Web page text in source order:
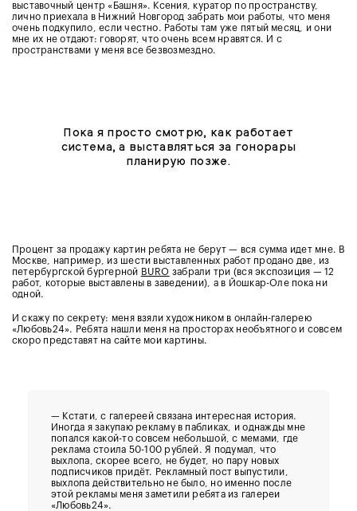
выставочный центр «Башня». Ксения, куратор по пространству,
лично приехала в Нижний Новгород забрать мои работы, что меня
очень подкупило, если честно. Работы там уже пятый месяц, и они
мне их не отдают: говорят, что очень всем нравятся. И с
пространствами у меня все безвозмездно.
Пока я просто смотрю, как работает
система, а выставляться за гонорары
планирую позже.
Процент за продажу картин ребята не берут — вся сумма идет мне. В
Москве, например, из шести выставленных работ продано две, из
петербургской бургерной BURO забрали три (вся экспозиция — 12
работ, которые выставлены в заведении), а в Йошкар-Оле пока ни
одной.
И скажу по секрету: меня взяли художником в онлайн-галерею
«Любовь24». Ребята нашли меня на просторах необъятного и совсем
скоро представят на сайте мои картины.
— Кстати, с галереей связана интересная история.
Иногда я закупаю рекламу в пабликах, и однажды мне
попался какой-то совсем небольшой, с мемами, где
реклама стоила 50-100 рублей. Я подумал, что
выхлопа, скорее всего, не будет, но пару новых
подписчиков придёт. Рекламный пост выпустили,
выхлопа действительно не было, но именно после
этой рекламы меня заметили ребята из галереи
«Любовь24».